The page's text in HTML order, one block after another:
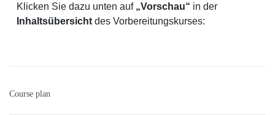
Klicken Sie dazu unten auf „Vorschau“ in der
Inhaltsübersicht des Vorbereitungskurses:
Course plan